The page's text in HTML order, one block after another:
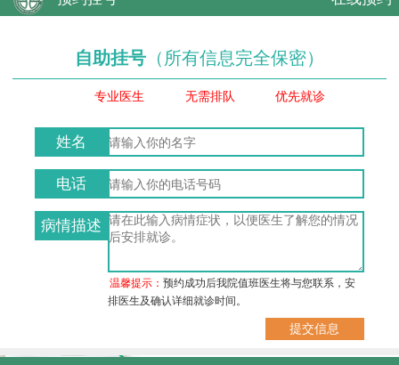
自助挂号 （所有信息完全保密）
专业医生 无需排队 优先就诊
姓名
电话
病情描述
温馨提示：预约成功后我院值班医生将与您联系，安
排医生及确认详细就诊时间。